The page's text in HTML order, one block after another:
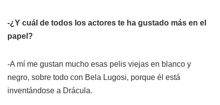
-¿Y cuál de todos los actores te ha gustado más en el
papel?
-A mí me gustan mucho esas pelis viejas en blanco y
negro, sobre todo con Bela Lugosi, porque él está
inventándose a Drácula.